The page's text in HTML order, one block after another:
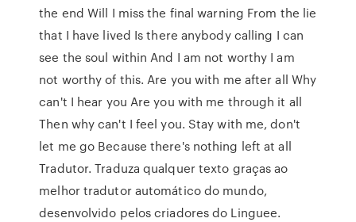
the end Will I miss the final warning From the lie
that I have lived Is there anybody calling I can
see the soul within And I am not worthy I am
not worthy of this. Are you with me after all Why
can't I hear you Are you with me through it all
Then why can't I feel you. Stay with me, don't
let me go Because there's nothing left at all
Tradutor. Traduza qualquer texto graças ao
melhor tradutor automático do mundo,
desenvolvido pelos criadores do Linguee.